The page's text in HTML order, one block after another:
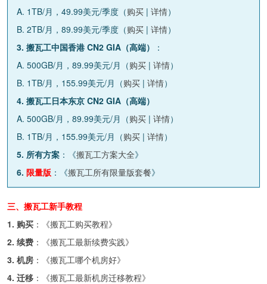
A. 1TB/月，49.99美元/季度（购买 | 详情）
B. 2TB/月，89.99美元/季度（购买 | 详情）
3. 搬瓦工中国香港 CN2 GIA（高端）
：
A. 500GB/月，89.99美元/月（购买 | 详情）
B. 1TB/月，155.99美元/月（购买 | 详情）
4. 搬瓦工日本东京 CN2 GIA（高端）
A. 500GB/月，89.99美元/月（购买 | 详情）
B. 1TB/月，155.99美元/月（购买 | 详情）
5. 所有方案 ：《搬瓦工方案大全》
6. 限量版 ：《搬瓦工所有限量版套餐》
三、搬瓦工新手教程
1. 购买 ：《搬瓦工购买教程》
2. 续费 ：《搬瓦工最新续费实践》
3. 机房 ：《搬瓦工哪个机房好》
4. 迁移 ：《搬瓦工最新机房迁移教程》